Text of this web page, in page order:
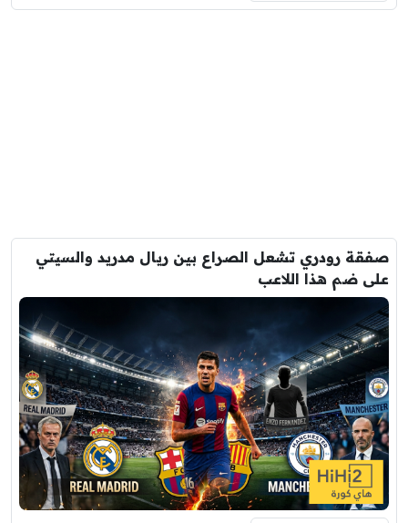
صفقة رودري تشعل الصراع بين ريال مدريد والسيتي
على ضم هذا اللاعب